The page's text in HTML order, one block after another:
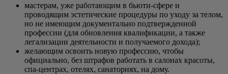
мастерам, уже работающим в бьюти-сфере и
проводящим эстетические процедуры по уходу за телом,
но не имеющим документально подтвержденной
профессии (для обновления квалификации, а также
легализации деятельности и получаемого дохода);
желающим освоить новую профессию, чтобы
официально, без штрафов работать в салонах красоты,
спа-центрах, отелях, санаториях, на дому.